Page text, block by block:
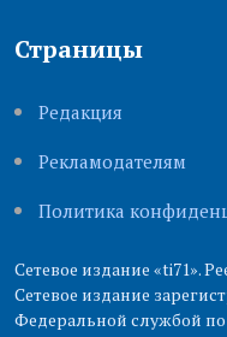
Страницы
Редакция
Рекламодателям
Политика
Сетевое издание «ti71».
Сетевое издание
Федеральной службой по